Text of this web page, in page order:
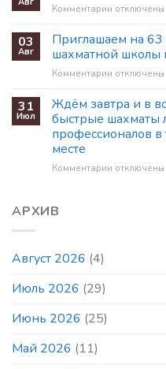
НОВЫЙ
ГОД
по
турнирам
в
парке
Комментарии к
Итоги
турниров
в
Шахматном
отключены
03
Авг
Приглашаем на
шахматной школы
Комментарии к
Приглашаем
на
63
сессию
шахматной
отключены
31
Июл
Ждём завтра и в
быстрые шахматы
профессионалов
месте
Комментарии котключены
АРХИВ
Август 2026 (4)
Июль 2026 (29)
Июнь 2026 (25)
Май 2026 (11)